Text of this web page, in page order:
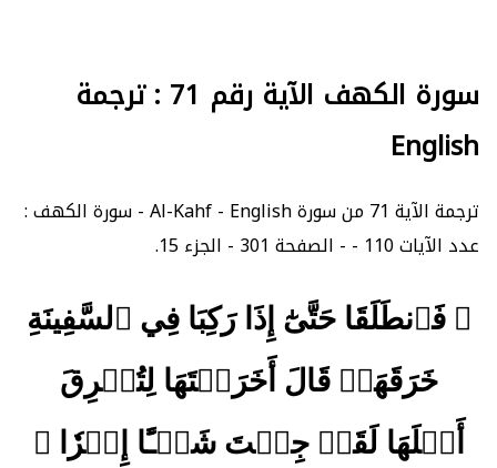
سورة الكهف الآية رقم 71 : ترجمة
English
ترجمة الآية 71 من سورة Al-Kahf - English - سورة الكهف :
عدد الآيات 110 - - الصفحة 301 - الجزء 15.
﴿ فَٱنطَلَقَا حَتَّىٰٓ إِذَا رَكِبَا فِي ٱلسَّفِينَةِ
خَرَقَهَاۖ قَالَ أَخَرَقۡتَهَا لِتُغۡرِقَ
أَهۡلَهَا لَقَدۡ جِئۡتَ شَيۡـًٔا إِمۡرٗا ﴾